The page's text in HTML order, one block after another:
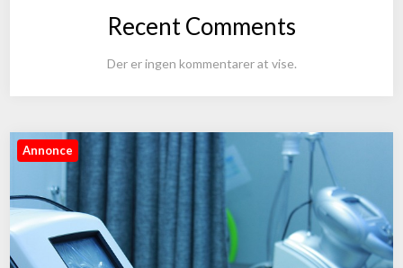
Recent Comments
Der er ingen kommentarer at vise.
Annonce